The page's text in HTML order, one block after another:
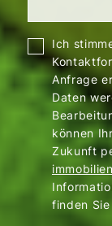
Ich
Anfrage
Daten
können
Zukunft
finden